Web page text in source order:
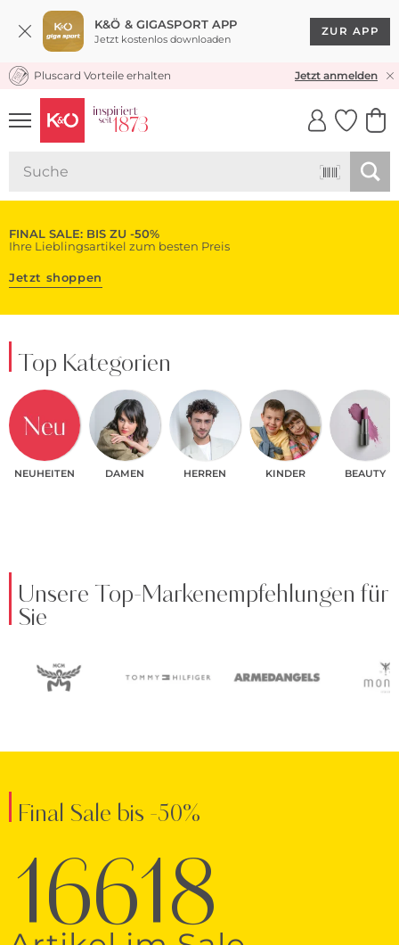
K&Ö & GIGASPORT APP
Jetzt kostenlos downloaden
ZUR APP
KOSTENLOSER VERSAND* & RÜCKVERSAND
Pluscard Vorteile erhalten Jetzt anmelden
UNSERE APP
CLICK &
FINAL SALE: BIS ZU -50%
Ihre Lieblingsartikel zum besten Preis
Jetzt shoppen
Top Kategorien
NEUHEITEN DAMEN HERREN KINDER BEAUTY
Unsere Top-Markenempfehlungen für
Sie
Final Sale bis -50%
16618